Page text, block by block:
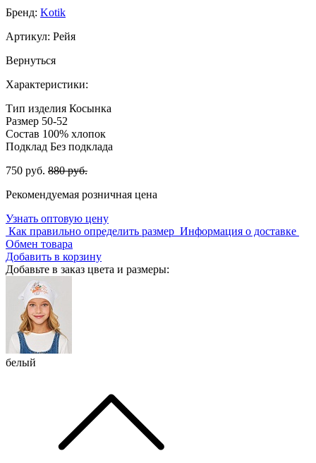
Бренд: Kotik
Артикул: Рейя
Вернуться
Характеристики:
Тип изделия Косынка
Размер 50-52
Состав 100% хлопок
Подклад Без подклада
750 руб. 880 руб.
Рекомендуемая розничная цена
Узнать оптовую цену
Как правильно определить размер Информация о доставке
Обмен товара
Добавить в корзину
Добавьте в заказ цвета и размеры:
белый